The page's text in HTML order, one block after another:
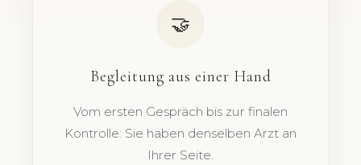
🤝
Begleitung aus einer Hand
Vom ersten Gespräch bis zur finalen
Kontrolle: Sie haben denselben Arzt an
Ihrer Seite.